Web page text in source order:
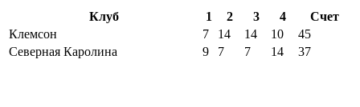
Клуб 1 2 3 4
Счет
Клемсон
7 14 14 10
45
Северная Каролина
9 7 7 14 37